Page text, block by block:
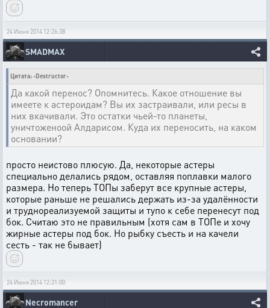
24 Июня 2014 12:26:38
SMADMAX
Цитата: -Destructor-
Да какой перенос? Опомнитесь. Какое отношение вы
имеете к астероидам? Вы их застраивали, или ресы в
них вкачивали. Это остатки чьей-то планеты,
уничтоженоой Алдарисом. Куда их переносить, на каком
основании?
просто неистово плюсую. Да, некоторые астеры
специально делались рядом, оставляя поплавки малого
размера. Но теперь ТОПы заберут все крупные астеры,
которые раньше не решались держать из-за удалённости
и труднореализуемой защиты и тупо к себе перенесут под
бок. Считаю это не правильным (хотя сам в ТОПе и хочу
жирные астеры под бок. Но рыбку съесть и на качели
сесть - так не бывает)
24 Июня 2014 12:31:00
Necromancer